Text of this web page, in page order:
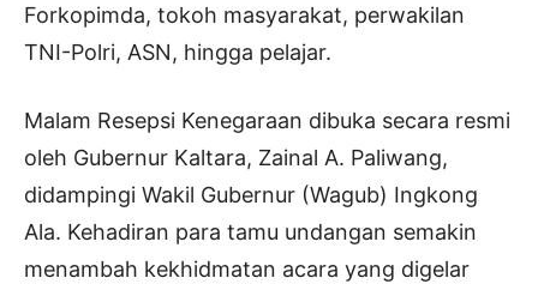
Forkopimda, tokoh masyarakat, perwakilan
TNI-Polri, ASN, hingga pelajar.
Malam Resepsi Kenegaraan dibuka secara resmi
oleh Gubernur Kaltara, Zainal A. Paliwang,
didampingi Wakil Gubernur (Wagub) Ingkong
Ala. Kehadiran para tamu undangan semakin
menambah kekhidmatan acara yang digelar